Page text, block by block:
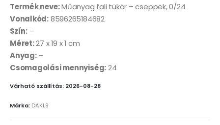
Termék neve:Műanyag fali tükör – cseppek, 0/24
Vonalkód:8596265184682
Szín:–
Méret:27 x 19 x 1 cm
Anyag:–
Csomagolási mennyiség:24
Várható szállítás: 2026-08-28
Márka: DAKLS